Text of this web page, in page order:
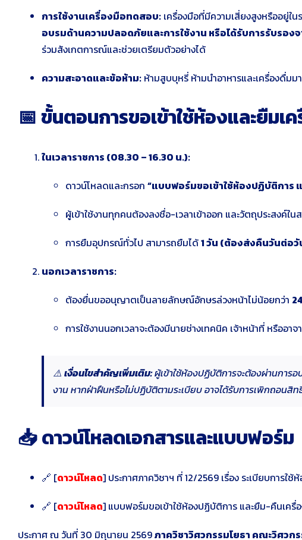
การใช้งานเครื่องมือทดสอบ: เครื่องมือที่มีความเสี่ยงสูงหรืออยู่ใ
อบรมด้านความปลอดภัยและการใช้งาน หรือได้รับการรับรอง
ร่วมสังเกตการณ์และช่วยเตรียมตัวอย่างได้
ความสะอาดและข้อห้าม: ห้ามสูบบุหรี่ ห้ามนำอาหารและเครื่องดื่ม
📅 ขั้นตอนการขอเข้าใช้ห้องและยืม
ในเวลาราชการ (08.30 – 16.30 น.):
ดาวน์โหลดและกรอก “แบบฟอร์มขอเข้าใช้ห้องปฏิบัติกา
ผู้เข้าใช้งานทุกคนต้องลงชื่อ-เวลาเข้าออก และวัตถุประสงค์ใ
การยืมอุปกรณ์ทั่วไป สามารถยืมได้1 วัน (ต้องส่งคืนวันต่อวั
นอกเวลาราชการ:
ต้องยื่นขออนุญาตเป็นลายลักษณ์อักษรล่วงหน้าไม่น้อยกว่า
การใช้งานนอกเวลาจะต้องมีนายช่างเทคนิค เจ้าหน้าที่ หรืออ
⚠️ เงื่อนไขสำคัญเพิ่มเติม:ผู้เข้าใช้ห้องปฏิบัติการจะต้องผ่านกา
งานหากฝ่าฝืนหรือไม่ปฏิบัติตามระเบียบ อาจได้รับการเพิกถอนสิ
📥 ดาวน์โหลดเอกสารและแบบฟอร์ม
🔗 [ดาวน์โหลด] ประกาศภาควิชาฯ ที่ 12/2569 เรื่อง ระเบียบการใช้
🔗 [ดาวน์โหลด] แบบฟอร์มขอเข้าใช้ห้องปฏิบัติการ และยืม-คืนเค
ประกาศ ณ วันที่ 30 มิถุนายน 2569ภาควิชาวิศวกรรมโยธา คณะวิศวก